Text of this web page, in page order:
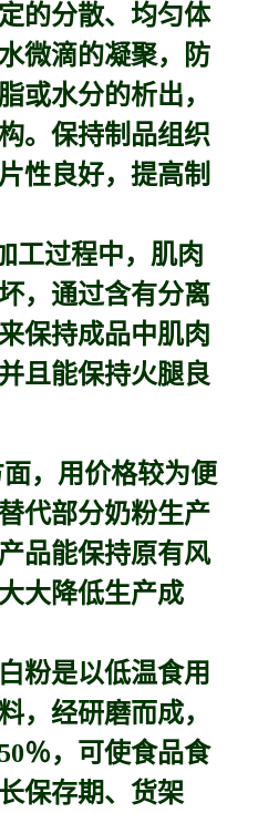
的分散、均匀体
微滴的凝聚，防
或水分的析出，
。保持制品组织
性良好，提高制
工过程中，肌肉
，通过含有分离
保持成品中肌肉
且能保持火腿良
，用价格较为便
代部分奶粉生产
品能保持原有风
大降低生产成
粉是以低温食用
，经研磨而成，
％，可使食品食
保存期、货架